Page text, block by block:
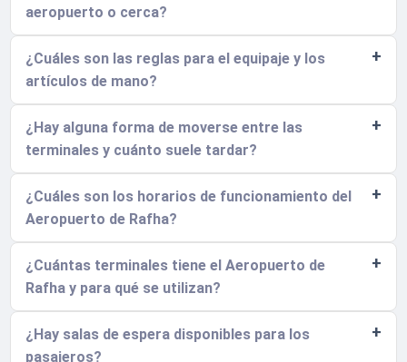
aeropuerto o cerca?
¿Cuáles son las reglas para el equipaje y los
artículos de mano?
¿Hay alguna forma de moverse entre las
terminales y cuánto suele tardar?
¿Cuáles son los horarios de funcionamiento del
Aeropuerto de Rafha?
¿Cuántas terminales tiene el Aeropuerto de
Rafha y para qué se utilizan?
¿Hay salas de espera disponibles para los
pasajeros?